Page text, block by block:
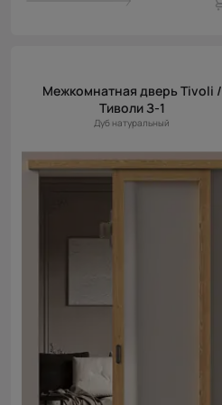
Межкомнатная дверь Tivoli /
Тиволи З-1
Дуб натуральный